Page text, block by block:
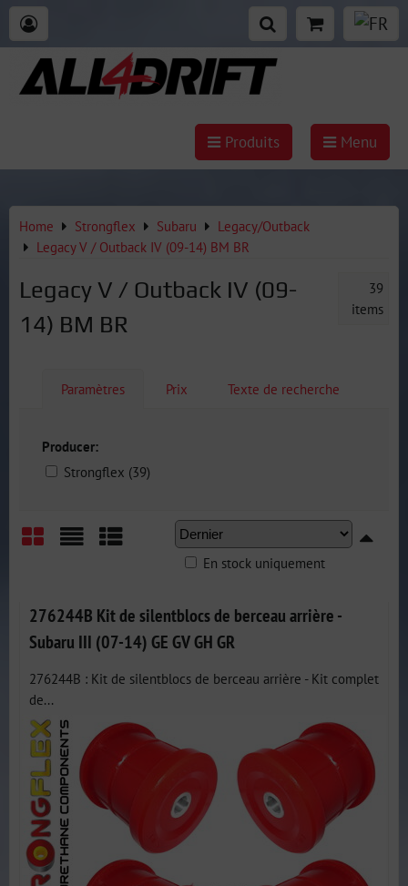
Produits Menu
Home Strongflex Subaru
Legacy/Outback
Legacy V / Outback IV (09-14) BM BR
Legacy V / Outback IV (09-
14) BM BR
39
items
Paramètres Prix Texte de recherche
Producer:
Strongflex (39)
En stock uniquement
276244B Kit de silentblocs de berceau arrière -
Subaru III (07-14) GE GV GH GR
276244B : Kit de silentblocs de berceau arrière - Kit complet
de...